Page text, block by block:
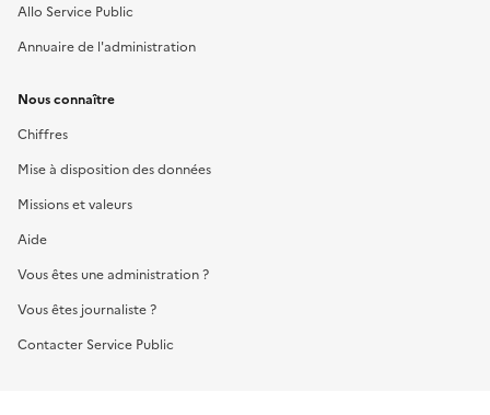
Allo Service Public
Annuaire de l'administration
Nous connaître
Chiffres
Mise à disposition des données
Missions et valeurs
Aide
Vous êtes une administration ?
Vous êtes journaliste ?
Contacter Service Public